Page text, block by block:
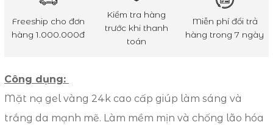
Freeship cho đơn
hàng 1.000.000đ
Kiểm tra hàng
trước khi thanh
toán
Miễn phí đổi trả
hàng trong 7 ngày
Công dụng:
Mặt nạ gel vàng 24k cao cấp giúp làm sáng và
trắng da mạnh mẽ. Làm mềm mịn và chống lão hóa